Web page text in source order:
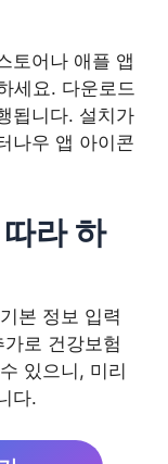
토어나 애플 앱
세요. 다운로드
됩니다. 설치가
나우 앱 아이콘
라 하
본 정보 입력
로 건강보험
있으니, 미리
다.